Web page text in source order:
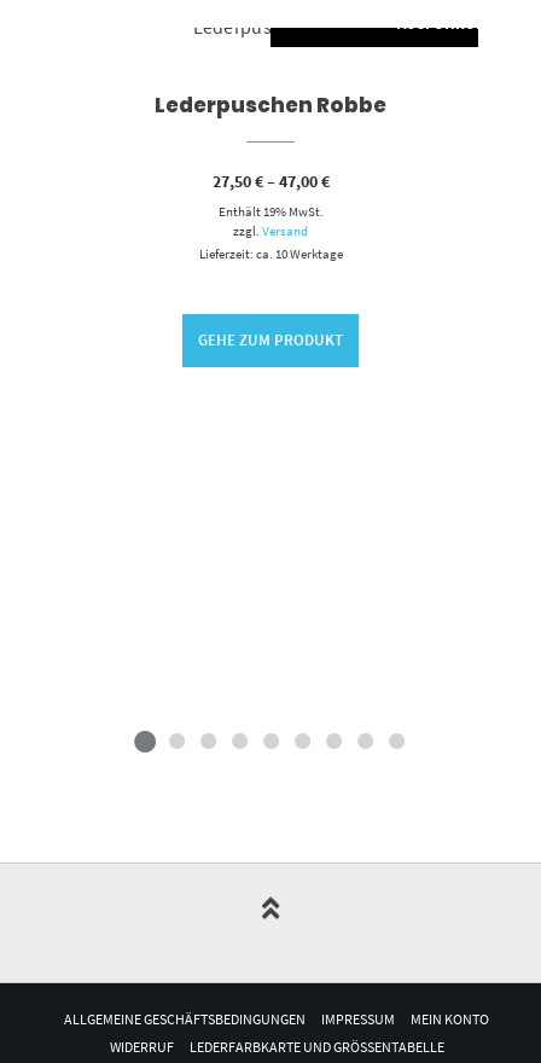
Dieses Produkt weist mehrere Varianten auf. Die Optionen können auf der Produktseite gewählt werden
Lederpuschen Robbe
27,50€–47,00€Preisspanne:
Enthält 19% MwSt.
zzgl.Versand
Lieferzeit: ca. 10 Werktage
GEHE ZUM PRODUKT
ALLGEMEINE GESCHÄFTSBEDINGUNGEN IMPRESSUM
MEIN KONTO
WIDERRUF
LEDERFARBKARTE UND GRÖSSENTABELLE